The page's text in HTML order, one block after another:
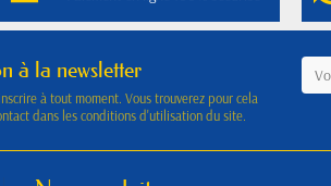
à la newsletter
à tout moment. Vous trouverez pour cela
dans les conditions d'utilisation du site.